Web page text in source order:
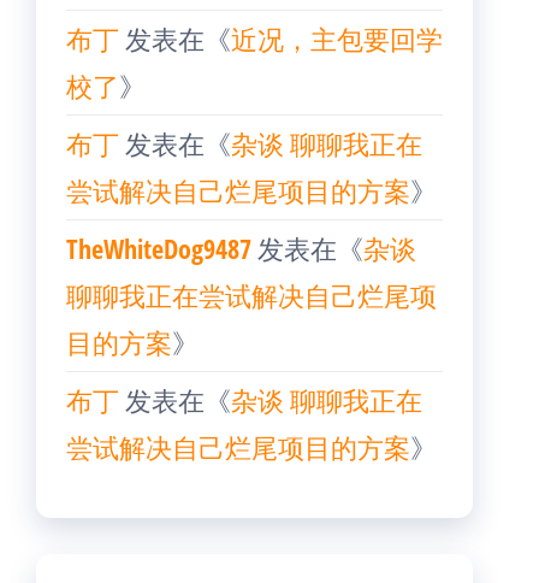
布丁 发表在《近况，主包要回学
校了》
布丁 发表在《杂谈 聊聊我正在
尝试解决自己烂尾项目的方案》
TheWhiteDog9487 发表在《杂谈
聊聊我正在尝试解决自己烂尾项
目的方案》
布丁 发表在《杂谈 聊聊我正在
尝试解决自己烂尾项目的方案》